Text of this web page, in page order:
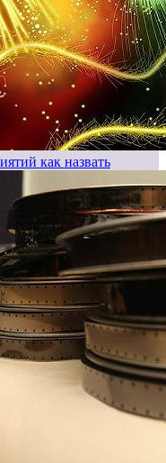
как назвать